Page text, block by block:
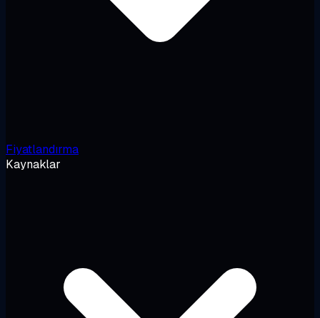
Fiyatlandırma
Kaynaklar